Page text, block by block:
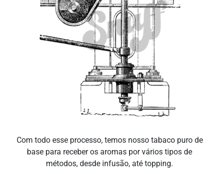
Com todo esse processo, temos nosso tabaco puro de
base para receber os aromas por vários tipos de
métodos, desde infusão, até topping.